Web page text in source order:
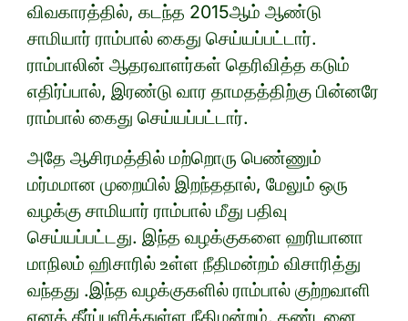
விவகாரத்தில், கடந்த 2015ஆம் ஆண்டு
சாமியார் ராம்பால் கைது செய்யப்பட்டார்.
ராம்பாலின் ஆதரவாளர்கள் தெரிவித்த கடும்
எதிர்ப்பால், இரண்டு வார தாமதத்திற்கு பின்னரே
ராம்பால் கைது செய்யப்பட்டார்.
அதே ஆசிரமத்தில் மற்றொரு பெண்ணும்
மர்மமான முறையில் இறந்ததால், மேலும் ஒரு
வழக்கு சாமியார் ராம்பால் மீது பதிவு
செய்யப்பட்டது. இந்த வழக்குகளை ஹரியானா
மாநிலம் ஹிசாரில் உள்ள நீதிமன்றம் விசாரித்து
வந்தது .இந்த வழக்குகளில் ராம்பால் குற்றவாளி